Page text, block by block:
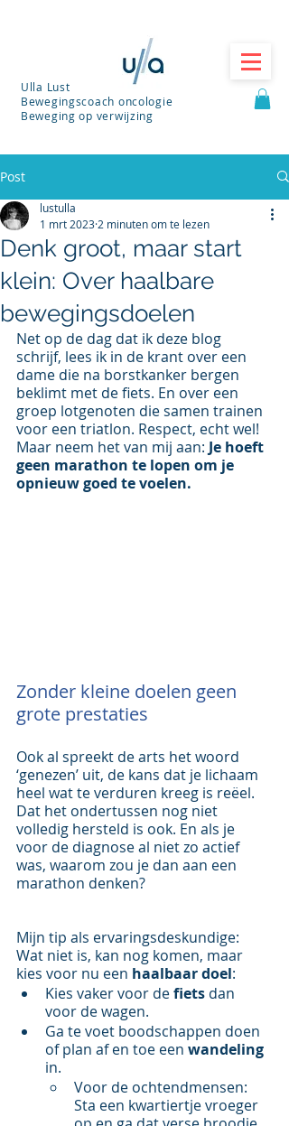
Ulla Lust
Bewegingscoach oncologie
Beweging op verwijzing
Post
Denk groot, maar start
klein: Over haalbare
bewegingsdoelen
lustulla
1 mrt 2023 2 minuten om te lezen
Net op de dag dat ik deze blog
schrijf, lees ik in de krant over een
dame die na borstkanker bergen
beklimt met de fiets. En over een
groep lotgenoten die samen trainen
voor een triatlon. Respect, echt wel!
Maar neem het van mij aan: Je hoeft
geen marathon te lopen om je
opnieuw goed te voelen.
Zonder kleine doelen geen
grote prestaties
Ook al spreekt de arts het woord
‘genezen’ uit, de kans dat je lichaam
heel wat te verduren kreeg is reëel.
Dat het ondertussen nog niet
volledig hersteld is ook. En als je
voor de diagnose al niet zo actief
was, waarom zou je dan aan een
marathon denken?
Mijn tip als ervaringsdeskundige:
Wat niet is, kan nog komen, maar
kies voor nu een haalbaar doel:
Kies vaker voor de fiets dan
voor de wagen.
Ga te voet boodschappen doen
of plan af en toe een wandeling
in.
Voor de ochtendmensen:
Sta een kwartiertje vroeger